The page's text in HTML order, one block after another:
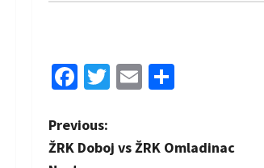
Facebook
Twitter
Email
P
Previous:
ŽRK Doboj vs ŽRK Omladinac